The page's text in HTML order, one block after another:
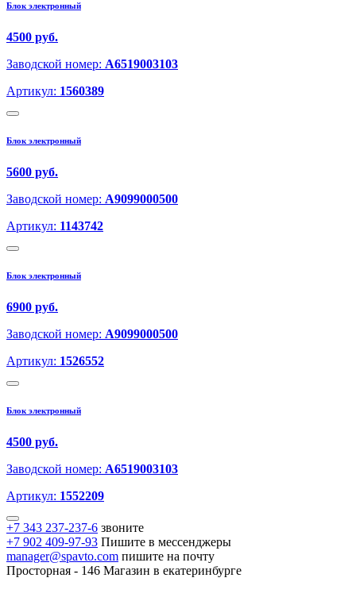
Блок электронный
4500 руб.
Заводской номер: A6519003103
Артикул: 1560389
Блок электронный
5600 руб.
Заводской номер: A9099000500
Артикул: 1143742
Блок электронный
6900 руб.
Заводской номер: A9099000500
Артикул: 1526552
Блок электронный
4500 руб.
Заводской номер: A6519003103
Артикул: 1552209
+7 343 237-237-6 звоните
+7 902 409-97-93 Пишите в мессенджеры
manager@spavto.com пишите на почту
Просторная - 146 Магазин в екатеринбурге